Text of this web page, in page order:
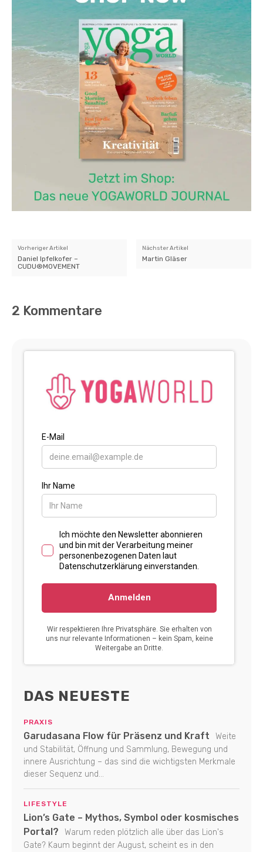
Vorheriger Artikel
Daniel Ipfelkofer –
CUDU®MOVEMENT
Nächster Artikel
Martin Gläser
2 Kommentare
DAS NEUESTE
PRAXIS
Garudasana Flow für Präsenz und Kraft
Weite
und Stabilität, Öffnung und Sammlung, Bewegung und
innere Ausrichtung – das sind die wichtigsten Merkmale
dieser Sequenz und...
LIFESTYLE
Lion’s Gate – Mythos, Symbol oder kosmisches
Portal?
Warum reden plötzlich alle über das Lion's
Gate? Kaum beginnt der August, scheint es in den